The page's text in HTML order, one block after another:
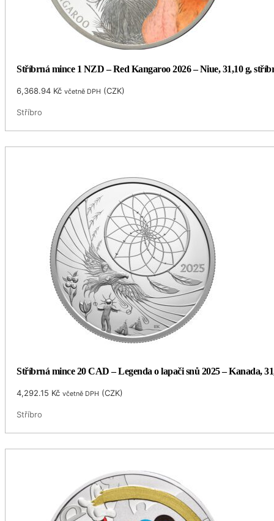
Stříbrná mince 1 NZD – Red Kangaroo 2026 – Niue, 31,10 g,
6,368.94 Kč včetně DPH (CZK)
Stříbro
Stříbrná mince 20 CAD – Legenda o lapači snů 2025 – Kanada,
4,292.15 Kč včetně DPH (CZK)
Stříbro